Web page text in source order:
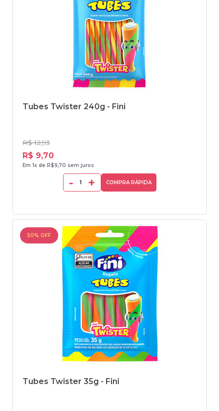
Tubes Twister 240g - Fini
R$ 12,93
R$ 9,70
Em 1x de R$9,70 sem juros
- + COMPRA RÁPIDA
50% OFF
Tubes Twister 35g - Fini